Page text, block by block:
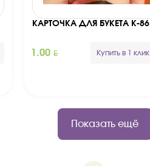
КАРТОЧКА ДЛЯ БУКЕТА К-86
1.00BYN Купить в 1 клик
Показать ещё